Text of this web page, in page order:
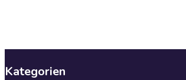
Kategorien